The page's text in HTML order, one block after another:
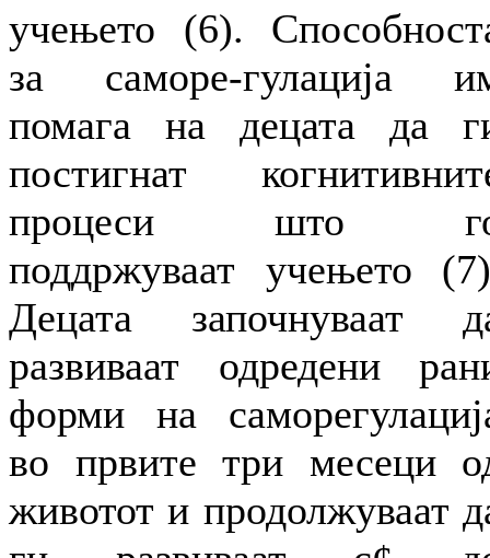
учењето (6).
за саморе-гулација
помага на децата да
постигнат
процеси што
поддржуваат учењето
Децата започнуваат
развиваат одредени
форми на
во првите три месеци
животот и продолжуваат